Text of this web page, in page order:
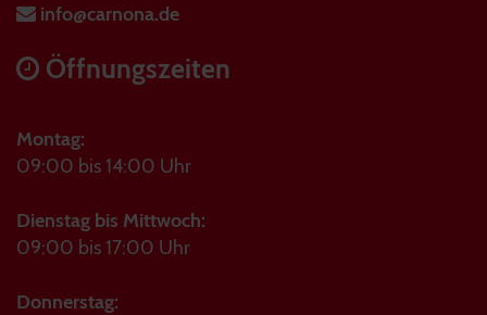
info@carnona.de
Öffnungszeiten
Montag:
09:00 bis 14:00 Uhr
Dienstag bis Mittwoch:
09:00 bis 17:00 Uhr
Donnerstag: